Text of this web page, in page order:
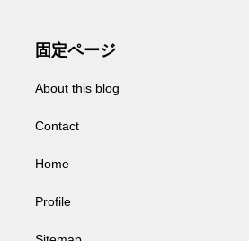
固定ページ
About this blog
Contact
Home
Profile